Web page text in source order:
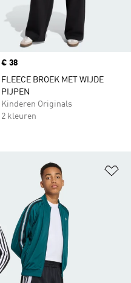
Price
€ 38
FLEECE BROEK MET WIJDE
PIJPEN
Kinderen Originals
2 kleuren